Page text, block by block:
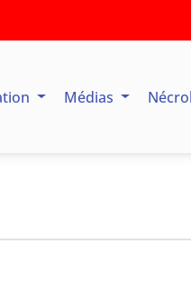
Médias